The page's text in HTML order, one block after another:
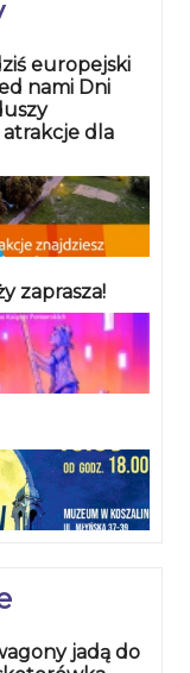
europejski
nami Dni
atrakcje dla
zaprasza!
jadą do